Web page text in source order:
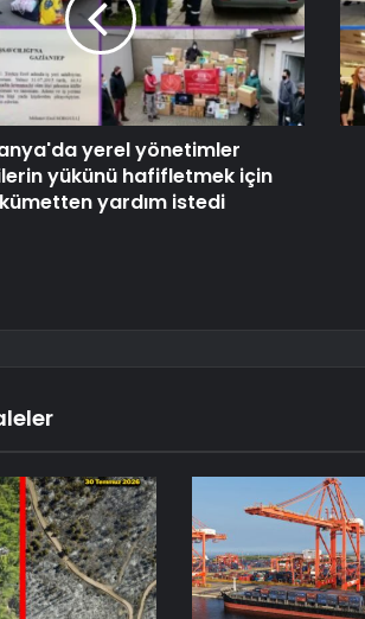
yerel yönetimler
yükünü hafifletmek için
yardım istedi